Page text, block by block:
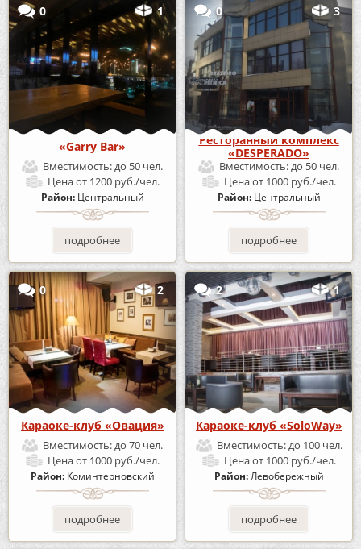
0 1
«Garry Bar»
Вместимость:до 50 чел.
Ценаот 1200 руб./чел.
Район: Центральный
подробнее
0 3
Ресторанный комплекс
«DESPERADO»
Вместимость:до 50 чел.
Ценаот 1000 руб./чел.
Район: Центральный
подробнее
0 2
Караоке-клуб «Овация»
Вместимость:до 70 чел.
Ценаот 1000 руб./чел.
Район: Коминтерновский
подробнее
2 1
Караоке-клуб «SoloWay»
Вместимость:до 100 чел.
Ценаот 1000 руб./чел.
Район:Левобережный
подробнее